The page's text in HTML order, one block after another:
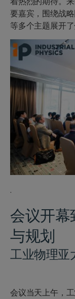
要嘉宾，围绕战
等多个主题展开了
·
会议开幕
与规划
工业物理亚
会议当天上午，